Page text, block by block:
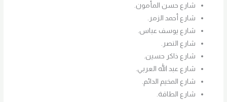
شارع حسن المأمون.
شارع أحمد الزمر.
شارع يوسف عباس.
شارع النصر.
شارع ذاكر حسين.
شارع عبد الله العربي.
شارع المخيم الدائم.
شارع الطاقة.